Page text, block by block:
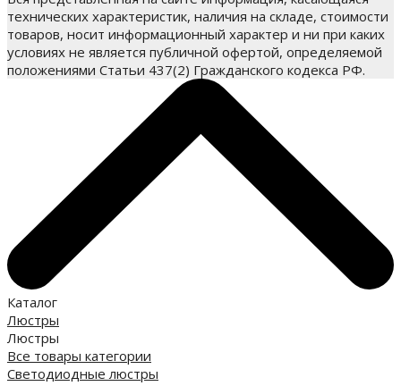
технических характеристик, наличия на складе, стоимости
товаров, носит информационный характер и ни при каких
условиях не является публичной офертой, определяемой
положениями Статьи 437(2) Гражданского кодекса РФ.
Каталог
Люстры
Люстры
Все товары категории
Светодиодные люстры